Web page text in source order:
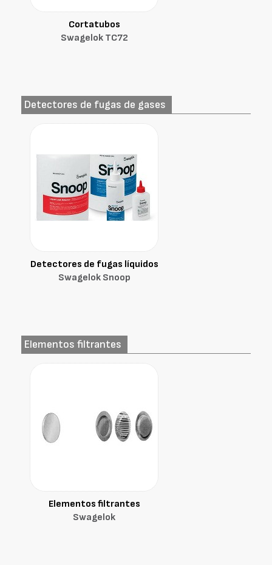
Cortatubos
Swagelok TC72
Detectores de fugas de gases
Detectores de fugas líquidos
Swagelok Snoop
Elementos filtrantes
Elementos filtrantes
Swagelok